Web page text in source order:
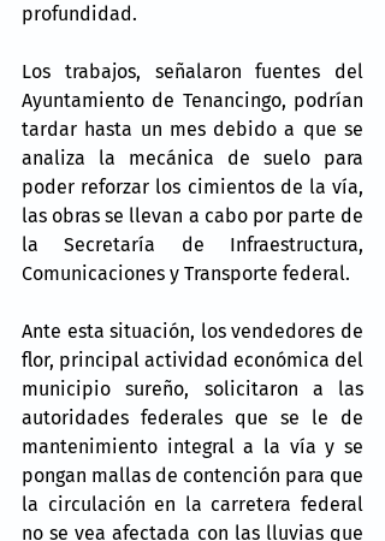
profundidad.
Los trabajos, señalaron fuentes del
Ayuntamiento de Tenancingo, podrían
tardar hasta un mes debido a que se
analiza la mecánica de suelo para
poder reforzar los cimientos de la vía,
las obras se llevan a cabo por parte de
la Secretaría de Infraestructura,
Comunicaciones y Transporte federal.
Ante esta situación, los vendedores de
flor, principal actividad económica del
municipio sureño, solicitaron a las
autoridades federales que se le de
mantenimiento integral a la vía y se
pongan mallas de contención para que
la circulación en la carretera federal
no se vea afectada con las lluvias que